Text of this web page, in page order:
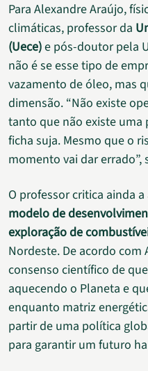
Para Alexandre Araújo,
climáticas, professor da
(Uece)e pós-doutor pela
não é se esse tipo de
vazamento de óleo, mas
dimensão. “Não existe
tanto que não existe
ficha suja. Mesmo que o
momento vai dar errado”,
O professor critica ainda
modelo de
exploração de
Nordeste. De acordo com
consenso científico de
aquecendo o Planeta e
enquanto matriz
partir de uma política
para garantir um futuro